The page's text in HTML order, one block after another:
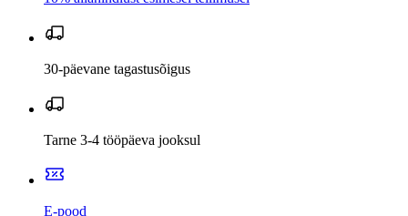
30-päevane tagastusõigus
Tarne 3-4 tööpäeva jooksul
E-pood